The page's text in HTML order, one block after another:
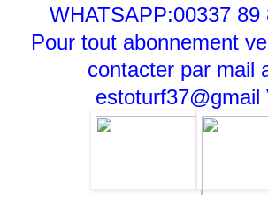
WHATSAPP:00337 89
Pour tout abonnement
contacter par mail
estoturf37@gmail